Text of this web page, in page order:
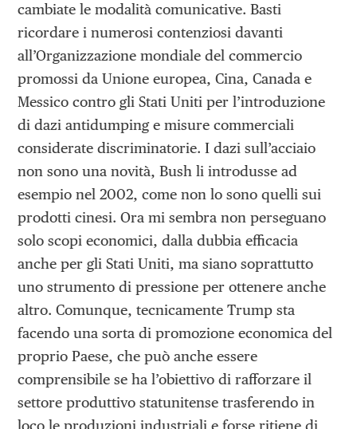
cambiate le modalità comunicative. Basti
ricordare i numerosi contenziosi davanti
all’Organizzazione mondiale del commercio
promossi da Unione europea, Cina, Canada e
Messico contro gli Stati Uniti per l’introduzione
di dazi antidumping e misure commerciali
considerate discriminatorie. I dazi sull’acciaio
non sono una novità, Bush li introdusse ad
esempio nel 2002, come non lo sono quelli sui
prodotti cinesi. Ora mi sembra non perseguano
solo scopi economici, dalla dubbia efficacia
anche per gli Stati Uniti, ma siano soprattutto
uno strumento di pressione per ottenere anche
altro. Comunque, tecnicamente Trump sta
facendo una sorta di promozione economica del
proprio Paese, che può anche essere
comprensibile se ha l’obiettivo di rafforzare il
settore produttivo statunitense trasferendo in